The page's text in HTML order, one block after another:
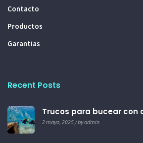
Contacto
Productos
Garantias
Recent Posts
Trucos para bucear con
2 mayo, 2025 / by admin